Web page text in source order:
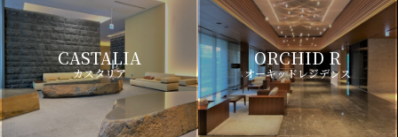
CASTALIA
カスタリア
ORCHID R
オーキッドレジデンス